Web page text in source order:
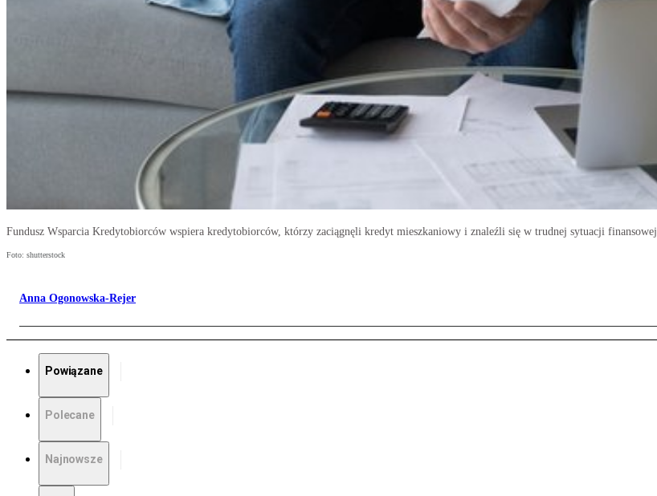
Fundusz Wsparcia Kredytobiorców wspiera kredytobiorców, którzy zaciągnęli kredyt mieszkaniowy i znaleźli się w trudnej sytuacji finansowej
Foto: shutterstock
Anna Ogonowska-Rejer
Powiązane
Polecane
Najnowsze